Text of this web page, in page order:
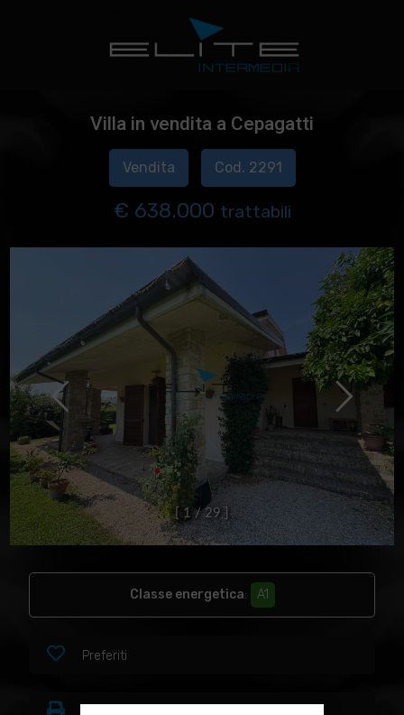
Villa in vendita a Cepagatti
Vendita Cod. 2291
€ 638.000 trattabili
1 / 29
Classe energetica: A1
Preferiti